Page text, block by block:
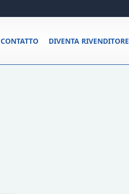
DIVENTA RIVENDITORE
CONTATTO